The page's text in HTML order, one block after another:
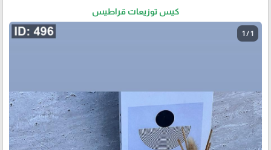
كيس توزيعات قراطيس
1 / 1